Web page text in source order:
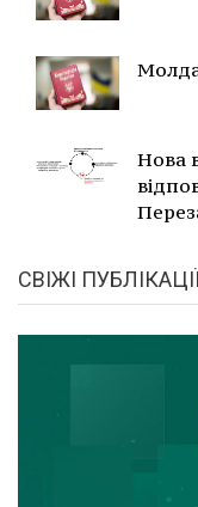
Нова
СВІЖІ